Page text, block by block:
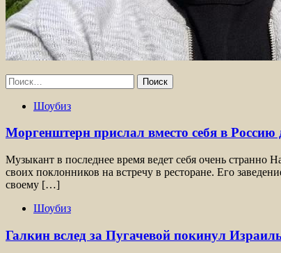
Найти:
Шоубиз
Моргенштерн прислал вместо себя в Россию
Музыкант в последнее время ведет себя очень
своих поклонников на встречу в ресторане. Его
своему […]
Шоубиз
Галкин вслед за Пугачевой покинул